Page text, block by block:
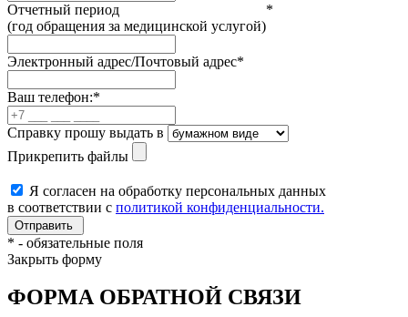
Отчетный период
(год обращения за медицинской услугой)
*
Электронный адрес/Почтовый адрес*
Ваш телефон:*
Справку прошу выдать в
Прикрепить файлы
Я согласен на обработку персональных данных
в соответствии с политикой конфиденциальности.
* - обязательные поля
Закрыть форму
ФОРМА ОБРАТНОЙ СВЯЗИ